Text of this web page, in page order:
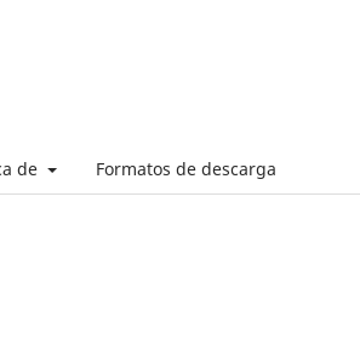
de Formatos de descarga